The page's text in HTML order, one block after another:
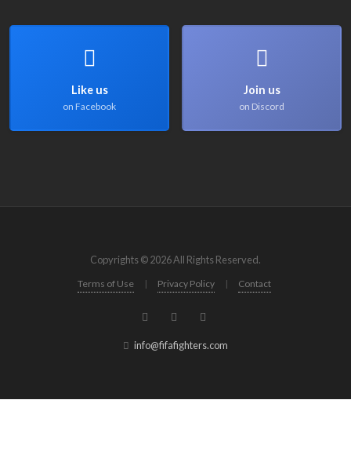
Like us
on Facebook
Join us
on Discord
Copyrights © 2026 All Rights Reserved.
Terms of Use | Privacy Policy | Contact
info@fifafighters.com